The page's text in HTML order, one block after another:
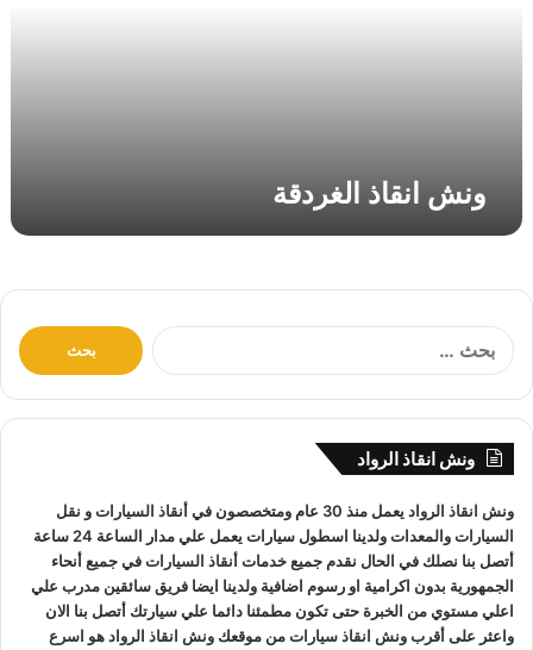
ق
ونش انقاذ الغردقة
:
ونش انقاذ الرواد
ونش انقاذ الرواد يعمل منذ 30 عام ومتخصصون في أنقاذ السياراتو نقل
السيارات
والمعدات ولدينا اسطول سيارات يعمل علي مدار الساعة 24 ساعة
أتصل بنا نصلك في الحال نقدم جميع خدماتأنقاذ السياراتفي جميع أنحاء
الجمهورية بدون اكرامية او رسوم اضافية ولدينا ايضا فريق سائقين مدرب علي
اعلي مستوي من الخبرة حتى تكون مطمئنا دائما علي سيارتك أتصل بنا الان
واعثر علىأقرب ونش انقاذ سياراتمن موقعك ونش انقاذ الرواد هو اسرع